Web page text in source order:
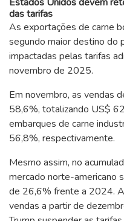
das tarifas
As exportações de carne
segundo maior destino do
impactadas pelas tarifas
novembro de 2025.
Em novembro, as vendas
58,6%, totalizando US$
embarques de carne
56,8%, respectivamente.
Mesmo assim, no
mercado norte-americano
de 26,6% frente a 2024.
vendas a partir de